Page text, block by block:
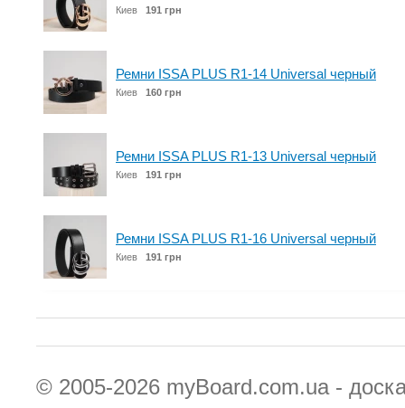
Киев 191 грн
Ремни ISSA PLUS R1-14 Universal черный
Киев 160 грн
Ремни ISSA PLUS R1-13 Universal черный
Киев 191 грн
Ремни ISSA PLUS R1-16 Universal черный
Киев 191 грн
© 2005-2026 myBoard.com.ua -